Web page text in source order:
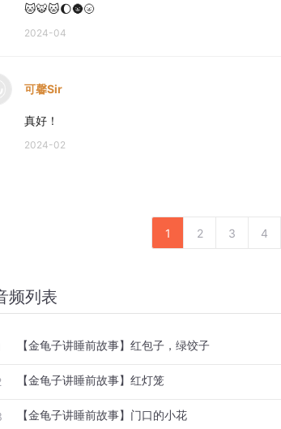
🐱🐯🐱🌔🌚🌝
2024-04
可馨Sir
真好！
2024-02
1 2 3 4
频列表
【金龟子讲睡前故事】红包子，绿饺子
【金龟子讲睡前故事】红灯笼
【金龟子讲睡前故事】门口的小花